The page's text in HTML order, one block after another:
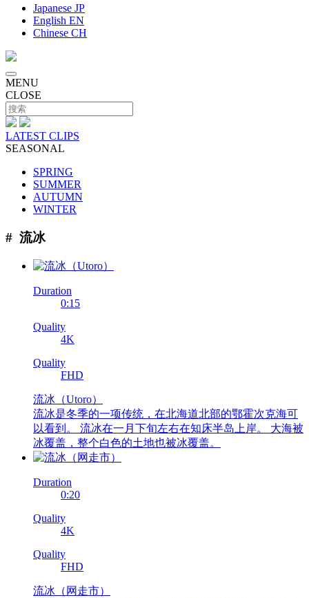
Japanese JP
English EN
Chinese CH
MENU
CLOSE
LATEST CLIPS
SEASONAL
SPRING
SUMMER
AUTUMN
WINTER
# 流冰
Duration
0:15
Quality
4K
Quality
FHD
流冰 （Utoro）
流冰是冬季的一项传统，在北海道北部的鄂霍次克海可
以看到。 流冰在一月下旬左右在知床半岛上岸。 大海被
冰覆盖，整个白色的土地也被冰覆盖。
Duration
0:20
Quality
4K
Quality
FHD
流冰 （网走市）